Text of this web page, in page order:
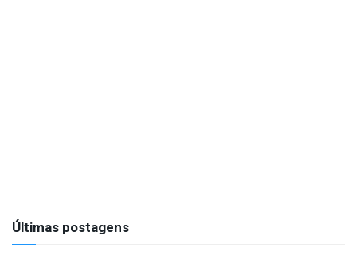
Últimas postagens